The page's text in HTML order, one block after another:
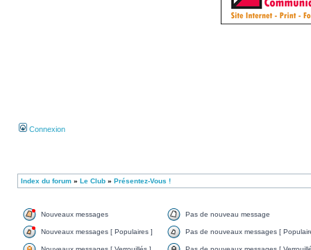
Connexion
Index du forum » Le Club » Présentez-Vous !
Nouveaux messages Pas de nouveau message
Nouveaux messages [ Populaires ] Pas de nouveaux messages [